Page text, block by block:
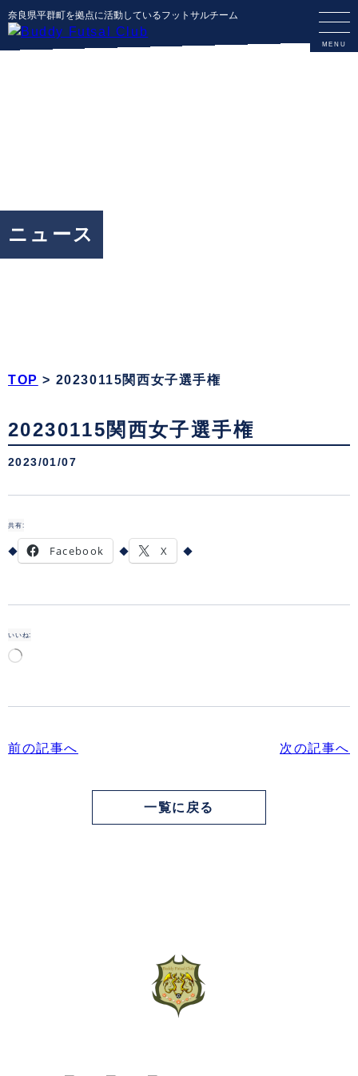
奈良県平群町を拠点に活動しているフットサルチーム
ニュース
TOP > 20230115関西女子選手権
20230115関西女子選手権
2023/01/07
共有:
Facebook X
いいね:
読
中…
前の記事へ 次の記事へ
一覧に戻る